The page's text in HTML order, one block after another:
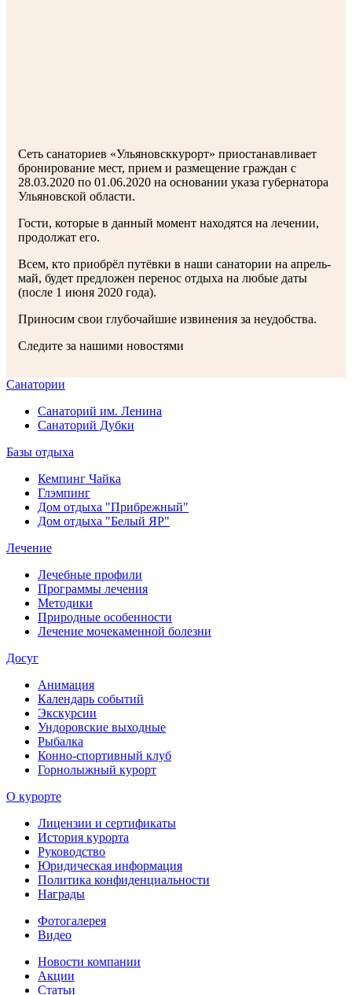
Сеть санаториев «Ульяновсккурорт» приостанавливает
бронирование мест, прием и размещение граждан с
28.03.2020 по 01.06.2020 на основании указа губернатора
Ульяновской области.
Гости, которые в данный момент находятся на лечении,
продолжат его.
Всем, кто приобрёл путёвки в наши санатории на апрель-
май, будет предложен перенос отдыха на любые даты
(после 1 июня 2020 года).
Приносим свои глубочайшие извинения за неудобства.
Следите за нашими новостями
Санатории
Санаторий им. Ленина
Санаторий Дубки
Базы отдыха
Кемпинг Чайка
Глэмпинг
Дом отдыха "Прибрежный"
Дом отдыха "Белый ЯР"
Лечение
Лечебные профили
Программы лечения
Методики
Природные особенности
Лечение мочекаменной болезни
Досуг
Анимация
Календарь событий
Экскурсии
Ундоровские выходные
Рыбалка
Конно-спортивный клуб
Горнолыжный курорт
О курорте
Лицензии и сертификаты
История курорта
Руководство
Юридическая информация
Политика конфиденциальности
Награды
Фотогалерея
Видео
Новости компании
Акции
Статьи